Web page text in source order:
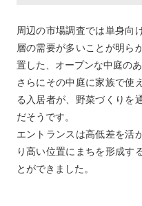
周辺の市場調査では単身向
層の需要が多いことが明ら
置した、オープンな中庭の
さらにその中庭に家族で使
る入居者が、野菜づくりを
だそうです。
エントランスは高低差を活
り高い位置にまちを形成す
とができました。